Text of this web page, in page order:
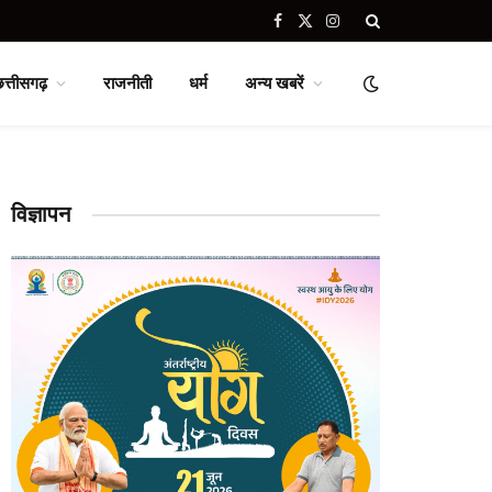
Facebook
X
Instagram
राजनीती धर्म अन्य खबरें
विज्ञापन